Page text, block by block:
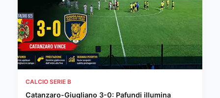
CALCIO SERIE B
Catanzaro-Giugliano 3-0: Pafundi illumina